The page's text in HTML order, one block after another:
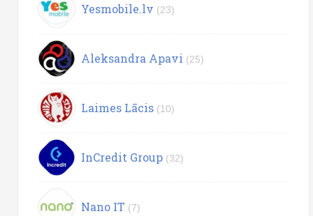
Yesmobile.lv (23)
Aleksandra Apavi (25)
Laimes Lācis (10)
InCredit Group (32)
Nano IT (7)